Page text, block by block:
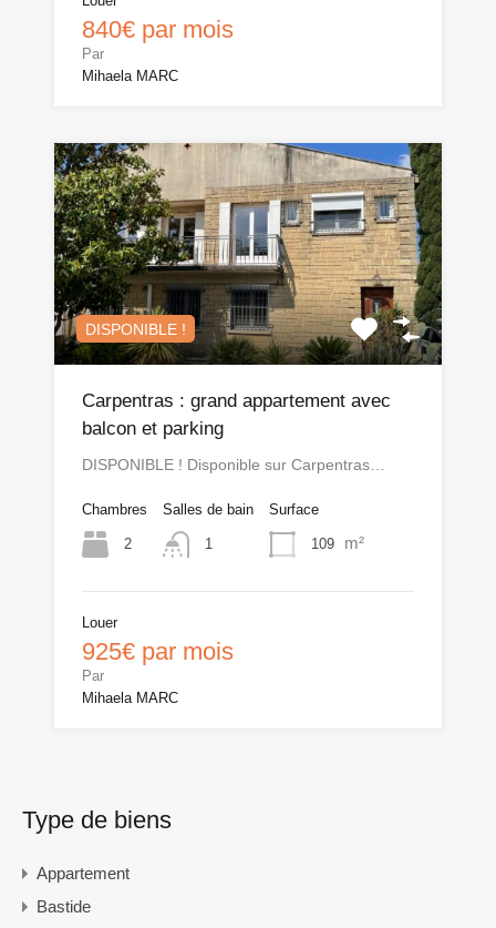
840€ par mois
Par
Mihaela MARC
DISPONIBLE !
Carpentras : grand appartement avec
balcon et parking
DISPONIBLE ! Disponible sur Carpentras…
Chambres
2
Salles de bain
1
Surface
109 m²
Louer
925€ par mois
Par
Mihaela MARC
Type de biens
Appartement
Bastide